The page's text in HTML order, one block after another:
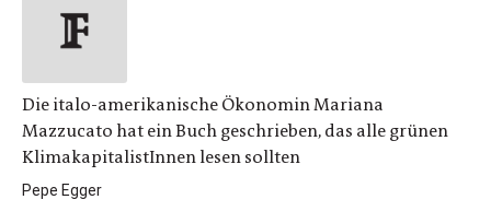
Die italo-amerikanische Ökonomin Mariana
Mazzucato hat ein Buch geschrieben, das alle grünen
KlimakapitalistInnen lesen sollten
Pepe Egger